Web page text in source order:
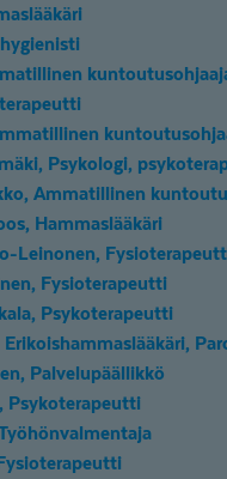
Psykologi,
Ammatillinen
Hammaslääkäri
Leinonen,
Fysioterapeutti
Psykoterapeutti
Palvelupäällikkö
Psykoterapeutti